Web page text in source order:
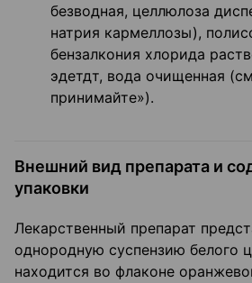
безводная, целлюлоза
натрия кармеллозы),
бензалкония хлорида
эдетдт, вода очищенная
принимайте»).
Внешний вид препарата и
упаковки
Лекарственный препарат
однородную суспензию белого
находится во флаконе